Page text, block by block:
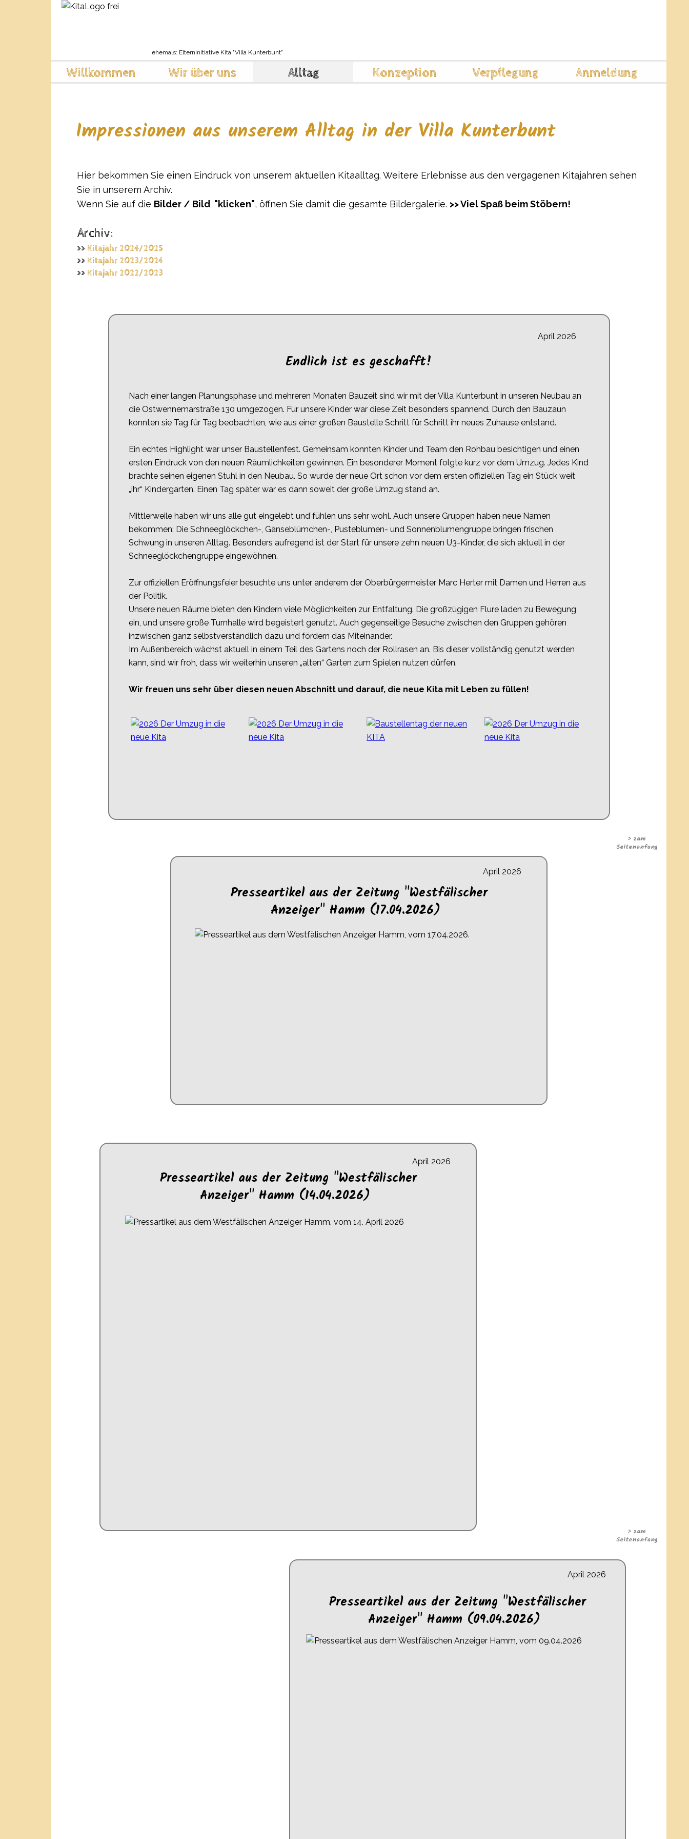
ehemals: Elterninitiative Kita "Villa Kunterbunt"
Willkommen Wir über uns Alltag Konzeption Verpflegung Anmeldung
Impressionen aus unserem Alltag in der Villa Kunterbunt
Hier bekommen Sie einen Eindruck von unserem aktuellen Kitaalltag. Weitere Erlebnisse aus den vergagenen Kitajahren sehen
Sie in unserem Archiv.
Wenn Sie auf die Bilder / Bild "klicken", öffnen Sie damit die gesamte Bildergalerie. >> Viel Spaß beim Stöbern!
Archiv:
>> Kitajahr 2024/2025
>> Kitajahr 2023/2024
>> Kitajahr 2022/2023
Presseartikel aus der Zeitung "Westfälischer
Anzeiger" Hamm (09.04.2026)
April 2026
Presseartikel aus der Zeitung "Westfälischer
Anzeiger" Hamm (14.04.2026)
April 2026
> zum
Seitenanfang
Presseartikel aus der Zeitung "Westfälischer
Anzeiger" Hamm (17.04.2026)
April 2026
> zum
Seitenanfang
April 2026
Endlich ist es geschafft!
Nach einer langen Planungsphase und mehreren Monaten Bauzeit sind wir mit der Villa Kunterbunt in unseren Neubau an
die Ostwennemarstraße 130 umgezogen. Für unsere Kinder war diese Zeit besonders spannend. Durch den Bauzaun
konnten sie Tag für Tag beobachten, wie aus einer großen Baustelle Schritt für Schritt ihr neues Zuhause entstand.
Ein echtes Highlight war unser Baustellenfest. Gemeinsam konnten Kinder und Team den Rohbau besichtigen und einen
ersten Eindruck von den neuen Räumlichkeiten gewinnen. Ein besonderer Moment folgte kurz vor dem Umzug. Jedes Kind
brachte seinen eigenen Stuhl in den Neubau. So wurde der neue Ort schon vor dem ersten offiziellen Tag ein Stück weit
„ihr“ Kindergarten. Einen Tag später war es dann soweit der große Umzug stand an.
Mittlerweile haben wir uns alle gut eingelebt und fühlen uns sehr wohl. Auch unsere Gruppen haben neue Namen
bekommen: Die Schneeglöckchen-, Gänseblümchen-, Pusteblumen- und Sonnenblumengruppe bringen frischen
Schwung in unseren Alltag. Besonders aufregend ist der Start für unsere zehn neuen U3-Kinder, die sich aktuell in der
Schneeglöckchengruppe eingewöhnen.
Zur offiziellen Eröffnungsfeier besuchte uns unter anderem der Oberbürgermeister Marc Herter mit Damen und Herren aus
der Politik.
Unsere neuen Räume bieten den Kindern viele Möglichkeiten zur Entfaltung. Die großzügigen Flure laden zu Bewegung
ein, und unsere große Turnhalle wird begeistert genutzt. Auch gegenseitige Besuche zwischen den Gruppen gehören
inzwischen ganz selbstverständlich dazu und fördern das Miteinander.
Im Außenbereich wächst aktuell in einem Teil des Gartens noch der Rollrasen an. Bis dieser vollständig genutzt werden
kann, sind wir froh, dass wir weiterhin unseren „alten“ Garten zum Spielen nutzen dürfen.
Wir freuen uns sehr über diesen neuen Abschnitt und darauf, die neue Kita mit Leben zu füllen!